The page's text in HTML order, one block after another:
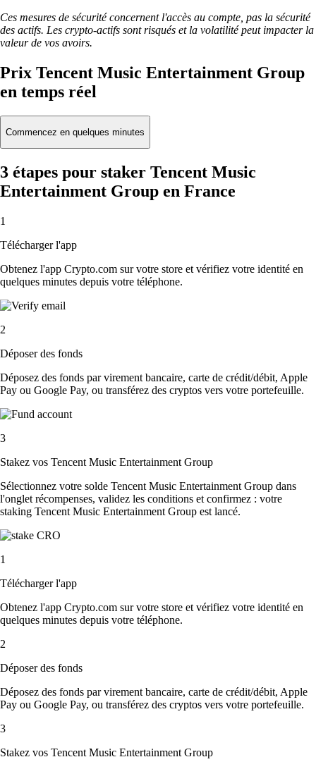
Ces mesures de sécurité concernent l'accès au compte, pas la sécurité
des actifs. Les crypto-actifs sont risqués et la volatilité peut impacter la
valeur de vos avoirs.
Prix Tencent Music Entertainment Group
en temps réel
Commencez en quelques minutes
3 étapes pour staker Tencent Music
Entertainment Group en France
1
Télécharger l'app
Obtenez l'app Crypto.com sur votre store et vérifiez votre identité en
quelques minutes depuis votre téléphone.
2
Déposer des fonds
Déposez des fonds par virement bancaire, carte de crédit/débit, Apple
Pay ou Google Pay, ou transférez des cryptos vers votre portefeuille.
3
Stakez vos Tencent Music Entertainment Group
Sélectionnez votre solde Tencent Music Entertainment Group dans
l'onglet récompenses, validez les conditions et confirmez : votre
staking Tencent Music Entertainment Group est lancé.
1
Télécharger l'app
Obtenez l'app Crypto.com sur votre store et vérifiez votre identité en
quelques minutes depuis votre téléphone.
2
Déposer des fonds
Déposez des fonds par virement bancaire, carte de crédit/débit, Apple
Pay ou Google Pay, ou transférez des cryptos vers votre portefeuille.
3
Stakez vos Tencent Music Entertainment Group